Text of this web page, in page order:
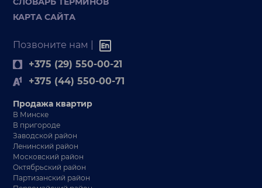
КАРТА САЙТА
Позвоните нам |
+375 (29) 550-00-21
+375 (44) 550-00-71
Продажа квартир
В Минске
В пригороде
Заводской район
Ленинский район
Московский район
Октябрьский район
Партизанский район